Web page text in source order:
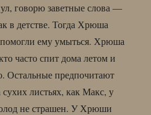
говорю заветные слова —
в детстве. Тогда Хрюша
ему умыться. Хрюша
часто спит дома летом и
Остальные предпочитают
листьях, как Макс, у
не страшен. У Хрюши